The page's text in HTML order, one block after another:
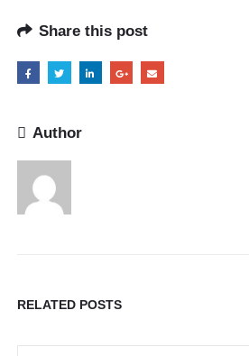
Share this post
Author
RELATED POSTS